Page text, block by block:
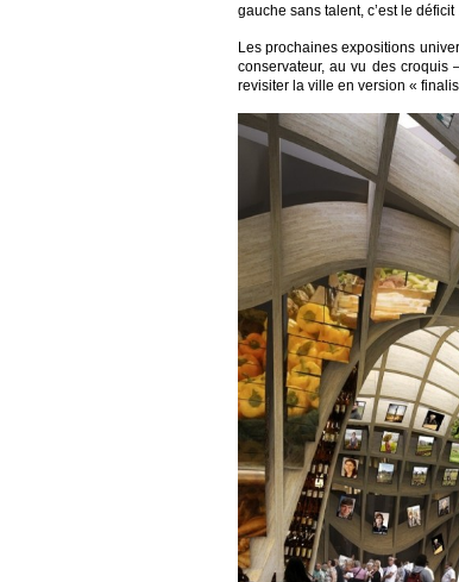
gauche sans talent, c’est le
Les prochaines expositions
conservateur, au vu des croquis
revisiter la ville en version «